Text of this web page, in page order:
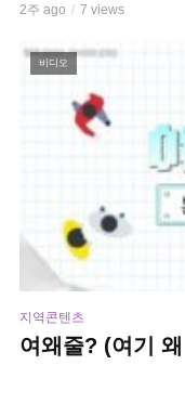
2주 ago 7 views
비디오
지역콘텐츠
여왜줄? (여기